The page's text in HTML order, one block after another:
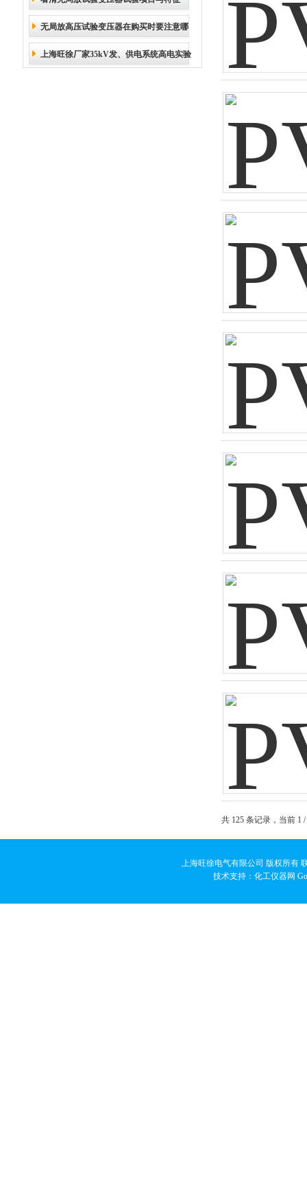
无局放高压试验变压器在购买时要注意哪
几点？
上海旺徐厂家35kV发、供电系统高电实验
共 125 条记录，当前
上海旺徐电气有限公司 版权所有
技术支持：化工仪器网